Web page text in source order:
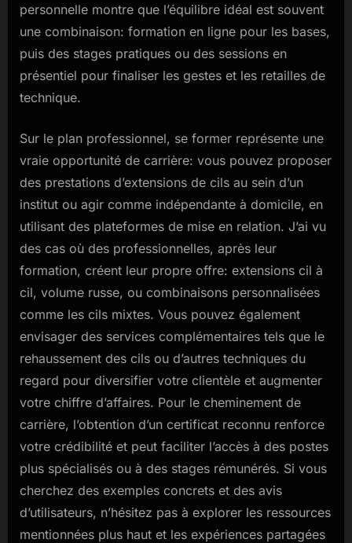
personnelle montre que l’équilibre idéal est souvent
une combinaison: formation en ligne pour les bases,
puis des stages pratiques ou des sessions en
présentiel pour finaliser les gestes et les retailles de
technique.
Sur le plan professionnel, se former représente une
vraie opportunité de carrière: vous pouvez proposer
des prestations d’extensions de cils au sein d’un
institut ou agir comme indépendante à domicile, en
utilisant des plateformes de mise en relation. J’ai vu
des cas où des professionnelles, après leur
formation, créent leur propre offre: extensions cil à
cil, volume russe, ou combinaisons personnalisées
comme les cils mixtes. Vous pouvez également
envisager des services complémentaires tels que le
rehaussement des cils ou d’autres techniques du
regard pour diversifier votre clientèle et augmenter
votre chiffre d’affaires. Pour le cheminement de
carrière, l’obtention d’un certificat reconnu renforce
votre crédibilité et peut faciliter l’accès à des postes
plus spécialisés ou à des stages rémunérés. Si vous
cherchez des exemples concrets et des avis
d’utilisateurs, n’hésitez pas à explorer les ressources
mentionnées plus haut et les expériences partagées